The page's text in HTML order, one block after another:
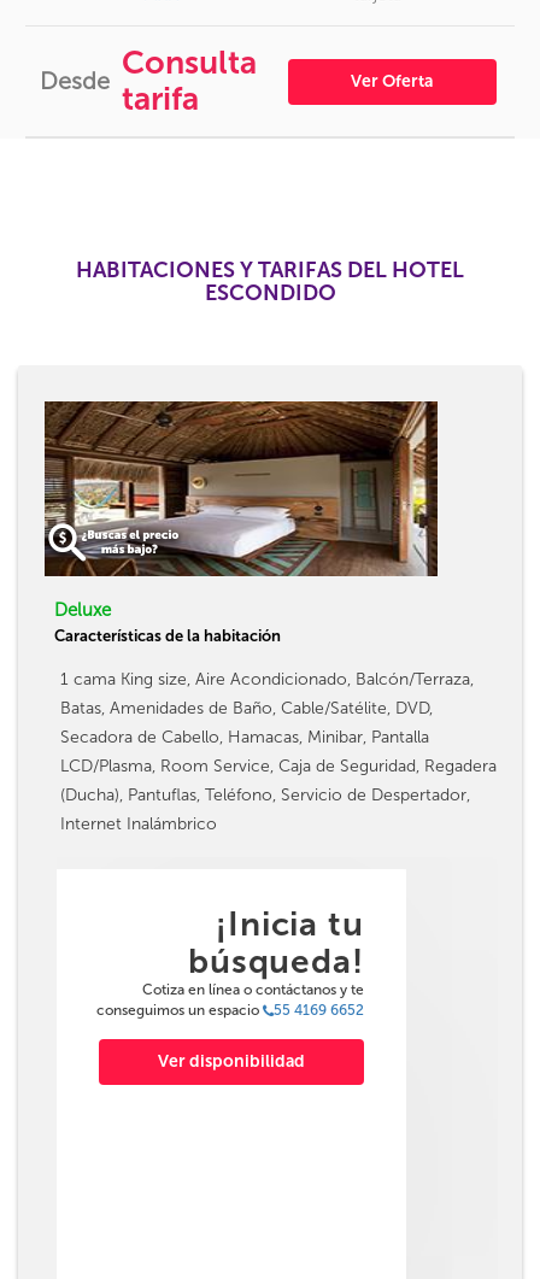
Desde Consulta
tarifa
Ver Oferta
HABITACIONES Y TARIFAS DEL HOTEL
ESCONDIDO
Deluxe
Características de la habitación
1 cama King size, Aire Acondicionado, Balcón/Terraza,
Batas, Amenidades de Baño, Cable/Satélite, DVD,
Secadora de Cabello, Hamacas, Minibar, Pantalla
LCD/Plasma, Room Service, Caja de Seguridad, Regadera
(Ducha), Pantuflas, Teléfono, Servicio de Despertador,
Internet Inalámbrico
¡Inicia tu
búsqueda!
Cotiza en línea o contáctanos y te
conseguimos un espacio
55 4169 6652
Ver disponibilidad